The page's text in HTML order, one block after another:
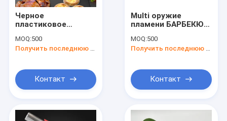
Черное
пластиковое
БАРБЕКЮ для
инструментов кухни
MOQ:500
Получить последнюю цену
Контакт
Multi оружие
пламени БАРБЕКЮ
утвари факела
оружия БАРБЕКЮ на
варя
MOQ:500
Получить последнюю цену
Контакт